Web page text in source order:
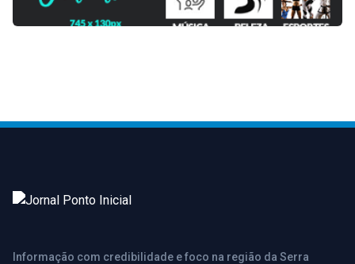
Informação com credibilidade e foco na região da Serra